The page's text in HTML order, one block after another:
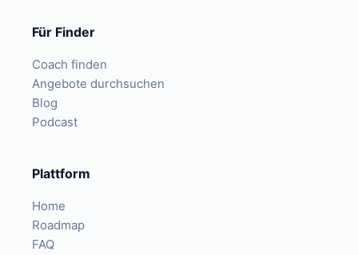
Für Finder
Coach finden
Angebote durchsuchen
Blog
Podcast
Plattform
Home
Roadmap
FAQ